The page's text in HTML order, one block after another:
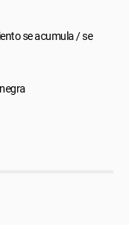
se acumula / se